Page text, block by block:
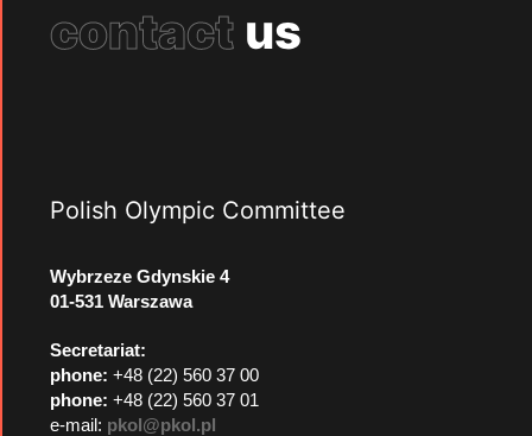
contact us
Polish Olympic Committee
Wybrzeze Gdynskie 4
01-531 Warszawa
Secretariat:
phone: +48 (22) 560 37 00
phone: +48 (22) 560 37 01
e-mail: pkol@pkol.pl